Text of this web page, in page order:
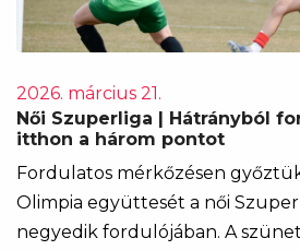
2026. március 21.
Női Szuperliga | Hátrányból
itthon a három pontot
Fordulatos mérkőzésen
Olimpia együttesét a női
negyedik fordulójában. A